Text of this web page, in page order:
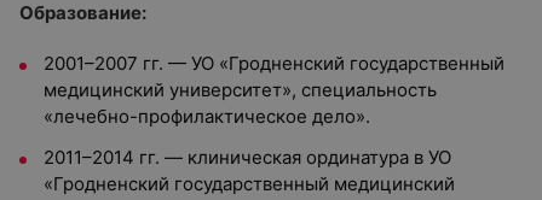
Образование:
2001–2007 гг. — УО «Гродненский государственный
медицинский университет», специальность
«лечебно-профилактическое дело».
2011–2014 гг. — клиническая ординатура в УО
«Гродненский государственный медицинский